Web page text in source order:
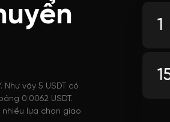
Như vậy 5 USDT có
0.0062 USDT.
nhiều lựa chọn giao